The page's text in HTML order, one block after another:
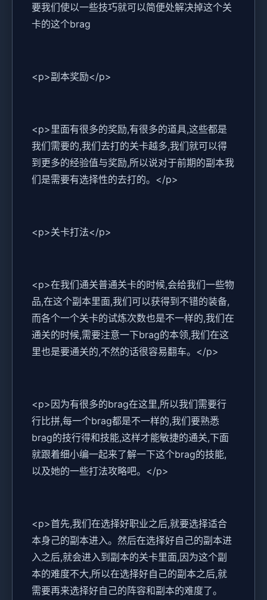
要我们使以一些技巧就可以简便处解决掉这个关
卡的这个brag
<p>副本奖励</p>
<p>里面有很多的奖励,有很多的道具,这些都是
我们需要的,我们去打的关卡越多,我们就可以得
到更多的经验值与奖励,所以说对于前期的副本我
们是需要有选择性的去打的。</p>
<p>关卡打法</p>
<p>在我们通关普通关卡的时候,会给我们一些物
品,在这个副本里面,我们可以获得到不错的装备,
而各个一个关卡的试炼次数也是不一样的,我们在
通关的时候,需要注意一下brag的本领,我们在这
里也是要通关的,不然的话很容易翻车。</p>
<p>因为有很多的brag在这里,所以我们需要行
行比拼,每一个brag都是不一样的,我们要熟悉
brag的技行得和技能,这样才能敏捷的通关,下面
就跟着细小编一起来了解一下这个brag的技能,
以及她的一些打法攻略吧。</p>
<p>首先,我们在选择好职业之后,就要选择适合
本身己的副本进入。然后在选择好自己的副本进
入之后,就会进入到副本的关卡里面,因为这个副
本的难度不大,所以在选择好自己的副本之后,就
需要再来选择好自己的阵容和副本的难度了。